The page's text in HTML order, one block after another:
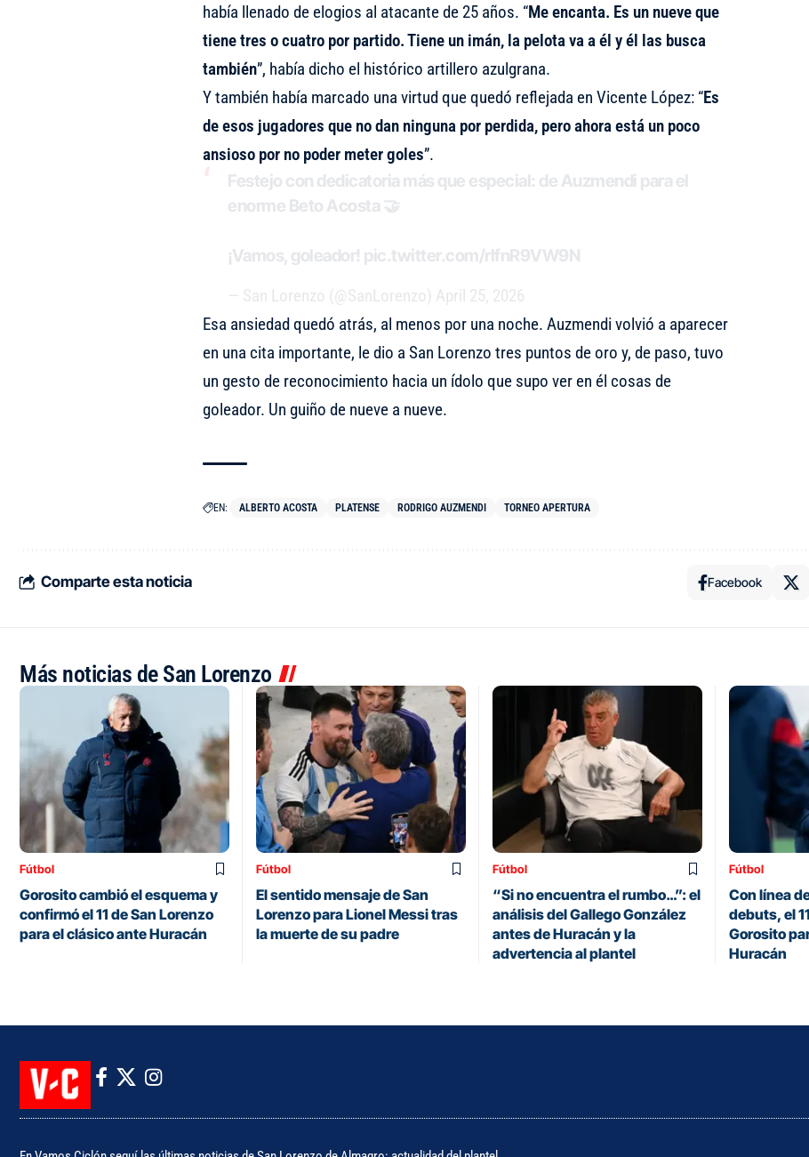
había llenado de elogios al atacante de 25 años. “Me encanta. Es un nueve que
tiene tres o cuatro por partido. Tiene un imán, la pelota va a él y él las busca
también”, había dicho el histórico artillero azulgrana.
Y también había marcado una virtud que quedó reflejada en Vicente López: “Es
de esos jugadores que no dan ninguna por perdida, pero ahora está un poco
ansioso por no poder meter goles”.
Festejo con dedicatoria más que especial: de Auzmendi para el
enorme Beto Acosta 🤝
¡Vamos, goleador! pic.twitter.com/rIfnR9VW9N
— San Lorenzo (@SanLorenzo) April 25, 2026
Esa ansiedad quedó atrás, al menos por una noche. Auzmendi volvió a aparecer
en una cita importante, le dio a San Lorenzo tres puntos de oro y, de paso, tuvo
un gesto de reconocimiento hacia un ídolo que supo ver en él cosas de
goleador. Un guiño de nueve a nueve.
EN: ALBERTO ACOSTA PLATENSE RODRIGO AUZMENDI TORNEO APERTURA
Comparte esta noticia Facebook
Más noticias de San Lorenzo
Fútbol
Gorosito cambió el esquema y
confirmó el 11 de San Lorenzo
para el clásico ante Huracán
Fútbol
El sentido mensaje de San
Lorenzo para Lionel Messi tras
la muerte de su padre
Fútbol
“Si no encuentra el rumbo…”: el
análisis del Gallego González
antes de Huracán y la
advertencia al plantel
Fútbol
Con línea
debuts, el
Gorosito
Huracán